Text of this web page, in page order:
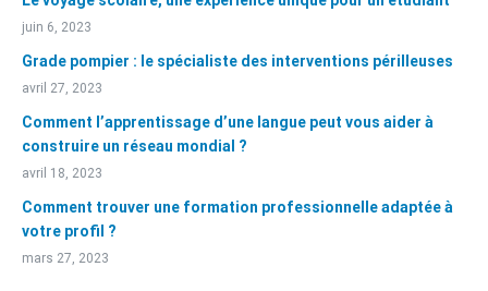
juin 6, 2023
Grade pompier : le spécialiste des interventions périlleuses
avril 27, 2023
Comment l’apprentissage d’une langue peut vous aider à
construire un réseau mondial ?
avril 18, 2023
Comment trouver une formation professionnelle adaptée à
votre profil ?
mars 27, 2023